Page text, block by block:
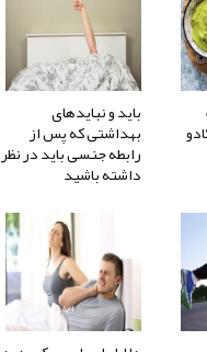
باید و نبایدهای
بهداشتی که پس از
رابطه جنسی باید در نظر
داشته باشید